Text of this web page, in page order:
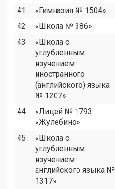
41
«Гимназия № 1504»
42
«Школа № 386»
43
«Школа с
углубленным
изучением
иностранного
(английского) языка
№ 1207»
44
«Лицей № 1793
«Жулебино»
45
«Школа с
углубленным
изучением
английского языка №
1317»